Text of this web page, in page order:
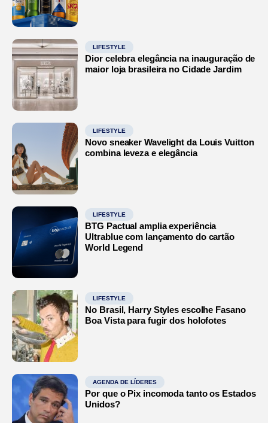
LIFESTYLE
Dior celebra elegância na inauguração de
maior loja brasileira no Cidade Jardim
LIFESTYLE
Novo sneaker Wavelight da Louis Vuitton
combina leveza e elegância
LIFESTYLE
BTG Pactual amplia experiência
Ultrablue com lançamento do cartão
World Legend
LIFESTYLE
No Brasil, Harry Styles escolhe Fasano
Boa Vista para fugir dos holofotes
AGENDA DE LÍDERES
Por que o Pix incomoda tanto os Estados
Unidos?